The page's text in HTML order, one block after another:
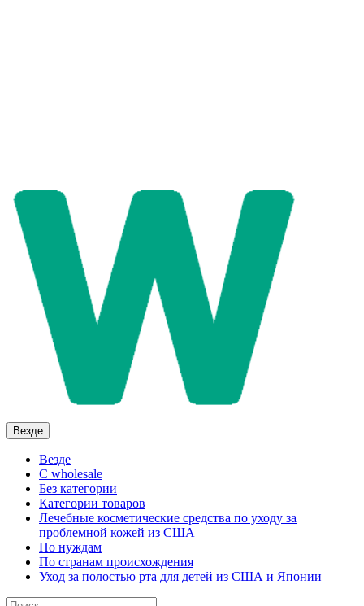
Везде
Везде
C wholesale
Без категории
Категории товаров
Лечебные косметические средства по уходу за
проблемной кожей из США
По нуждам
По странам происхождения
Уход за полостью рта для детей из США и Японии